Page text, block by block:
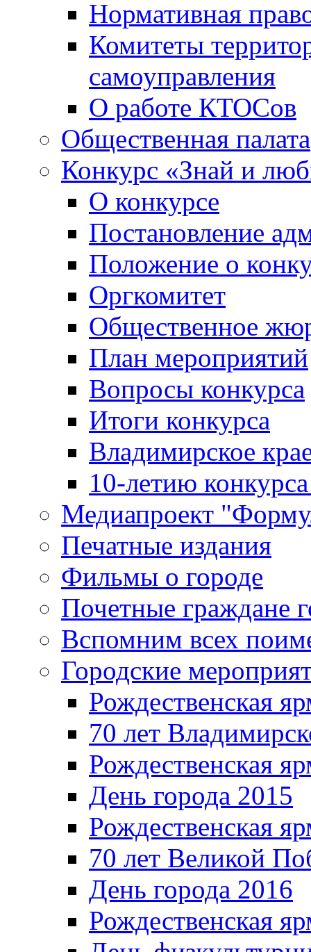
Нормативная
Комитеты
самоуправления
О работе КТОСов
Общественная палата
Конкурс «Знай и
О конкурсе
Постановление
Положение о
Оргкомитет
Общественное
План мероприятий
Вопросы конкурса
Итоги конкурса
Владимирское
10-летию
Медиапроект
Печатные издания
Фильмы о городе
Почетные граждане
Вспомним всех
Городские
Рождественская
70 лет
Рождественская
День города 2015
Рождественская
70 лет Великой
День города 2016
Рождественская